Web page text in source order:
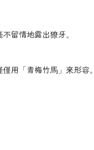
留情地露出獠牙。
用「青梅竹馬」來形容。